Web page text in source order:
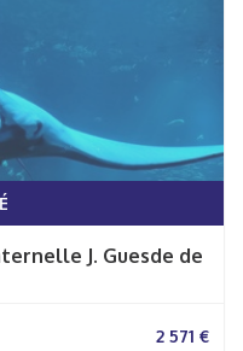
J. Guesde de
2 571 €